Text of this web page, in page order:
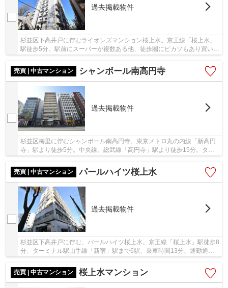
過去掲載物件
杉並区下高井戸に佇むライオンズマンション桜上水。京王線「桜上水」
駅徒歩5分。駅前にスーパーが複数ある他、徒歩圏にピカソもあり買い物
売買 | 中古マンション
シャンボール南高円寺
過去掲載物件
杉並区梅里に佇むシャンボール南高円寺。東京メトロ丸の内線「新高円
寺」駅より徒歩5分。中央線、総武線「高円寺」駅より徒歩15分。ター
売買 | 中古マンション
パールハイツ桜上水
過去掲載物件
杉並区下高井戸に佇む、パールハイツ桜上水。京王線「桜上水」駅徒歩8
分、ターミナル駅山手線「新宿」駅まで6駅、乗車時間13分、通勤通学
にも便利で利便性に富んだ立地です。駅前には...
売買 | 中古マンション
桜上水マンション